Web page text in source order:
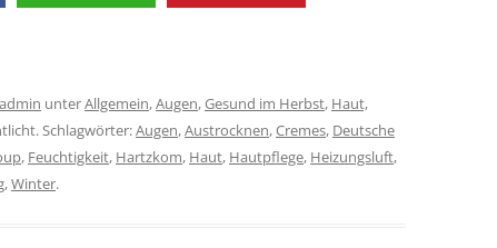
admin unterAllgemein,Augen,Gesund im Herbst, Haut,
Schlagwörter:Augen,Austrocknen,Cremes, Deutsche
, Feuchtigkeit, Hartzkom, Haut, Hautpflege, Heizungsluft,
,Winter.